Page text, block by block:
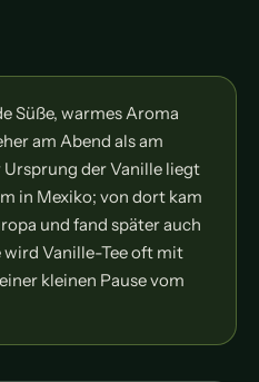
Süße, warmes Aroma
am Abend als am
der Vanille liegt
in Mexiko; von dort kam
und fand später auch
wird Vanille-Tee oft mit
kleinen Pause vom